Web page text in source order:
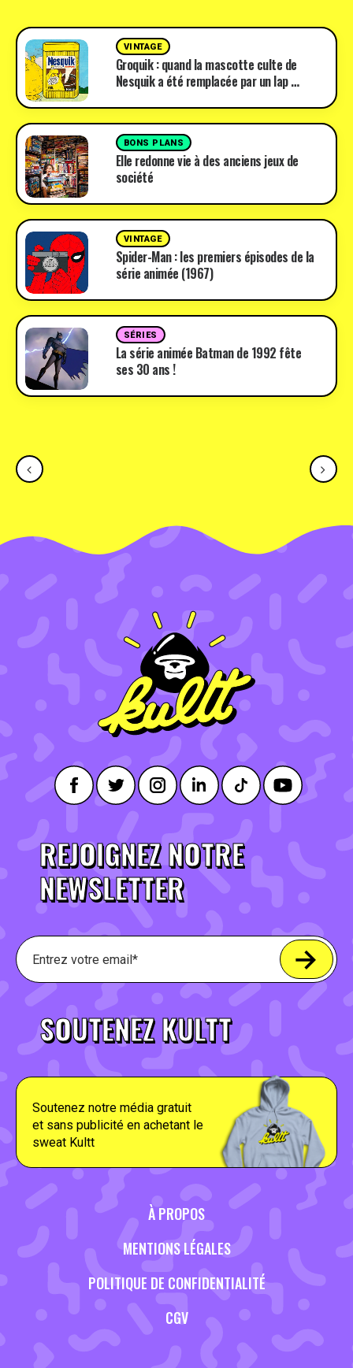
VINTAGE
Groquik : quand la mascotte culte de
Nesquik a été remplacée par un lap …
BONS PLANS
Elle redonne vie à des anciens jeux de
société
VINTAGE
Spider-Man : les premiers épisodes de la
série animée (1967)
SÉRIES
La série animée Batman de 1992 fête
ses 30 ans !
REJOIGNEZ NOTRE
NEWSLETTER
SOUTENEZ KULTT
Soutenez notre média gratuit
et sans publicité en achetant le
sweat Kultt
À PROPOS
MENTIONS LÉGALES
POLITIQUE DE CONFIDENTIALITÉ
CGV